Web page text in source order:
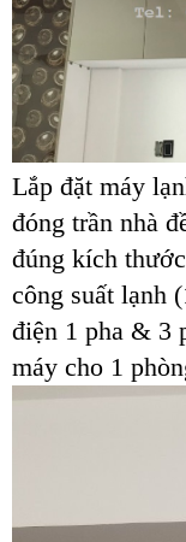
Lắp đặt máy
đóng trần nhà
đúng kích
công suất lạnh
điện 1 pha & 3
máy cho 1